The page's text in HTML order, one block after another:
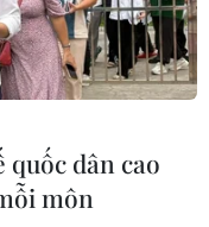
trị
phát dân cao
môn